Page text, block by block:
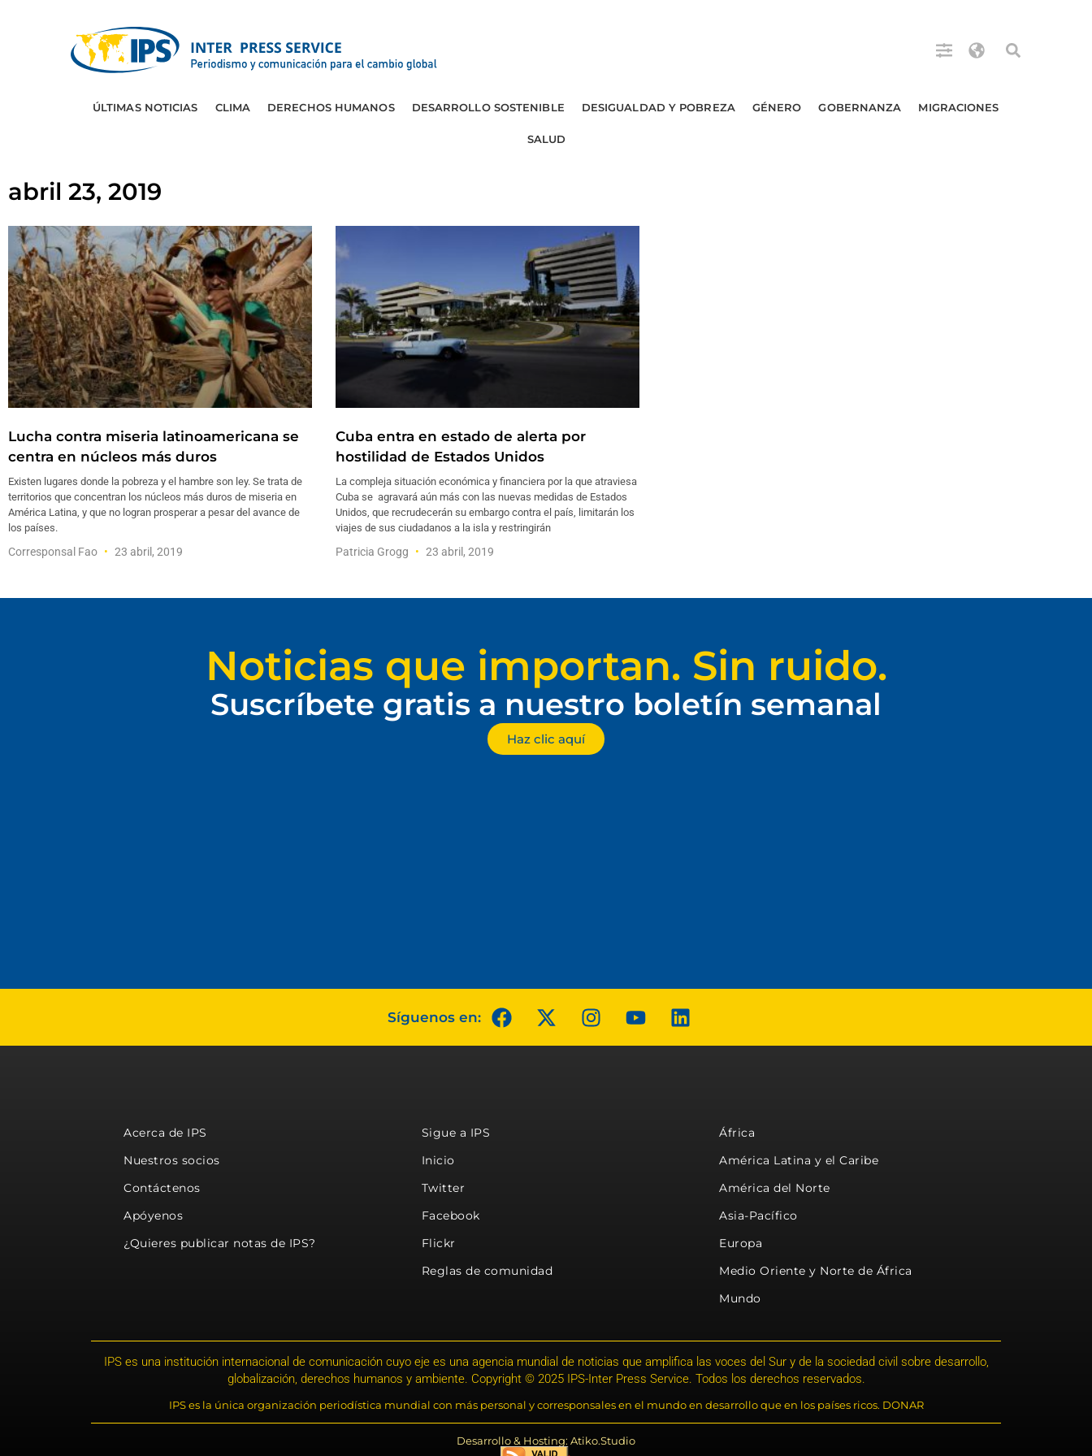
ÚLTIMAS NOTICIAS CLIMA DERECHOS HUMANOS DESARROLLO SOSTENIBLE DESIGUALDAD Y POBREZA GÉNERO GOBERNANZA MIGRACIONES
SALUD
abril 23, 2019
Lucha contra miseria latinoamericana se
centra en núcleos más duros
Existen lugares donde la pobreza y el hambre son ley. Se trata de
territorios que concentran los núcleos más duros de miseria en
América Latina, y que no logran prosperar a pesar del avance de
los países.
Corresponsal Fao 23 abril, 2019
Cuba entra en estado de alerta por
hostilidad de Estados Unidos
La compleja situación económica y financiera por la que atraviesa
Cuba se agravará aún más con las nuevas medidas de Estados
Unidos, que recrudecerán su embargo contra el país, limitarán los
viajes de sus ciudadanos a la isla y restringirán
Patricia Grogg 23 abril, 2019
Noticias que importan. Sin ruido.
Suscríbete gratis a nuestro boletín semanal
Haz clic aquí
Síguenos en:
Acerca de IPS
Nuestros socios
Contáctenos
Apóyenos
¿Quieres publicar notas de IPS?
Sigue a IPS
Inicio
Twitter
Facebook
Flickr
Reglas de comunidad
África
América Latina y el Caribe
América del Norte
Asia-Pacífico
Europa
Medio Oriente y Norte de África
Mundo
IPS es una institución internacional de comunicación cuyo eje es una agencia mundial de noticias que amplifica las voces del Sur y de la sociedad civil sobre desarrollo,
globalización, derechos humanos y ambiente. Copyright © 2025 IPS-Inter Press Service. Todos los derechos reservados.
IPS es la única organización periodística mundial con más personal y corresponsales en el mundo en desarrollo que en los países ricos. DONAR
Desarrollo & Hosting: Atiko.Studio